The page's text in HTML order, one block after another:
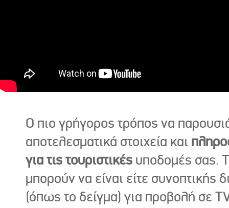
Ο πιο γρήγορος τρόπος να
αποτελεσματικά στοιχεία και
για τις τουριστικές υποδομές σας.
μπορούν να είναι είτε συνοπτικής
(όπως το δείγμα) για προβολή σε